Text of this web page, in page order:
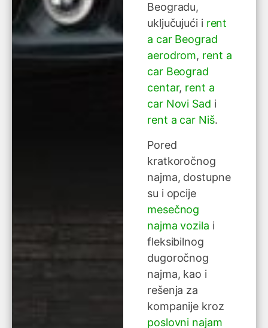
Beogradu,
uključujući i rent
a car Beograd
aerodrom, rent a
car Beograd
centar, rent a
car Novi Sad i
rent a car Niš.
Pored
kratkoročnog
najma, dostupne
su i opcije
mesečnog
najma vozila i
fleksibilnog
dugoročnog
najma, kao i
rešenja za
kompanije kroz
poslovni najam